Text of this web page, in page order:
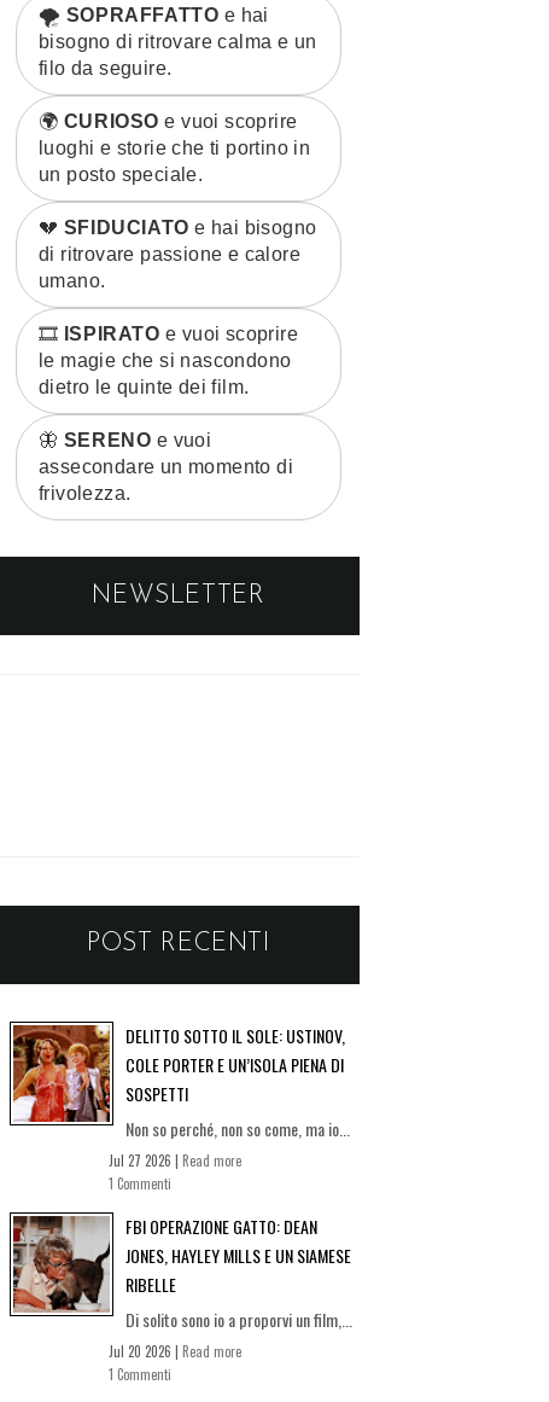
🌪️ SOPRAFFATTO e hai
bisogno di ritrovare calma e un
filo da seguire.
🌍 CURIOSO e vuoi scoprire
luoghi e storie che ti portino in
un posto speciale.
💔 SFIDUCIATO e hai bisogno
di ritrovare passione e calore
umano.
🎞️ ISPIRATO e vuoi scoprire
le magie che si nascondono
dietro le quinte dei film.
🦋 SERENO e vuoi
assecondare un momento di
frivolezza.
NEWSLETTER
POST RECENTI
DELITTO SOTTO IL SOLE: USTINOV,
COLE PORTER E UN’ISOLA PIENA DI
SOSPETTI
Non so perché, non so come, ma io...
Jul 27 2026 | Read more
1 Commenti
FBI OPERAZIONE GATTO: DEAN
JONES, HAYLEY MILLS E UN SIAMESE
RIBELLE
Di solito sono io a proporvi un film,...
Jul 20 2026 | Read more
1 Commenti